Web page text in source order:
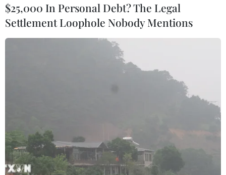
TIN LIÊN QUAN
$25,000 In Personal Debt? The Legal
Settlement Loophole Nobody Mentions